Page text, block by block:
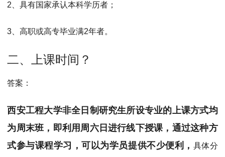
2、具有国家承认本科学历者；
3、高职或高专毕业满2年者。
二、上课时间？
答案：
西安工程大学非全日制研究生所设专业的上课方式均
为周末班，即利用周六日进行线下授课，通过这种方
式参与课程学习，可以为学员提供不少便利， 具体分